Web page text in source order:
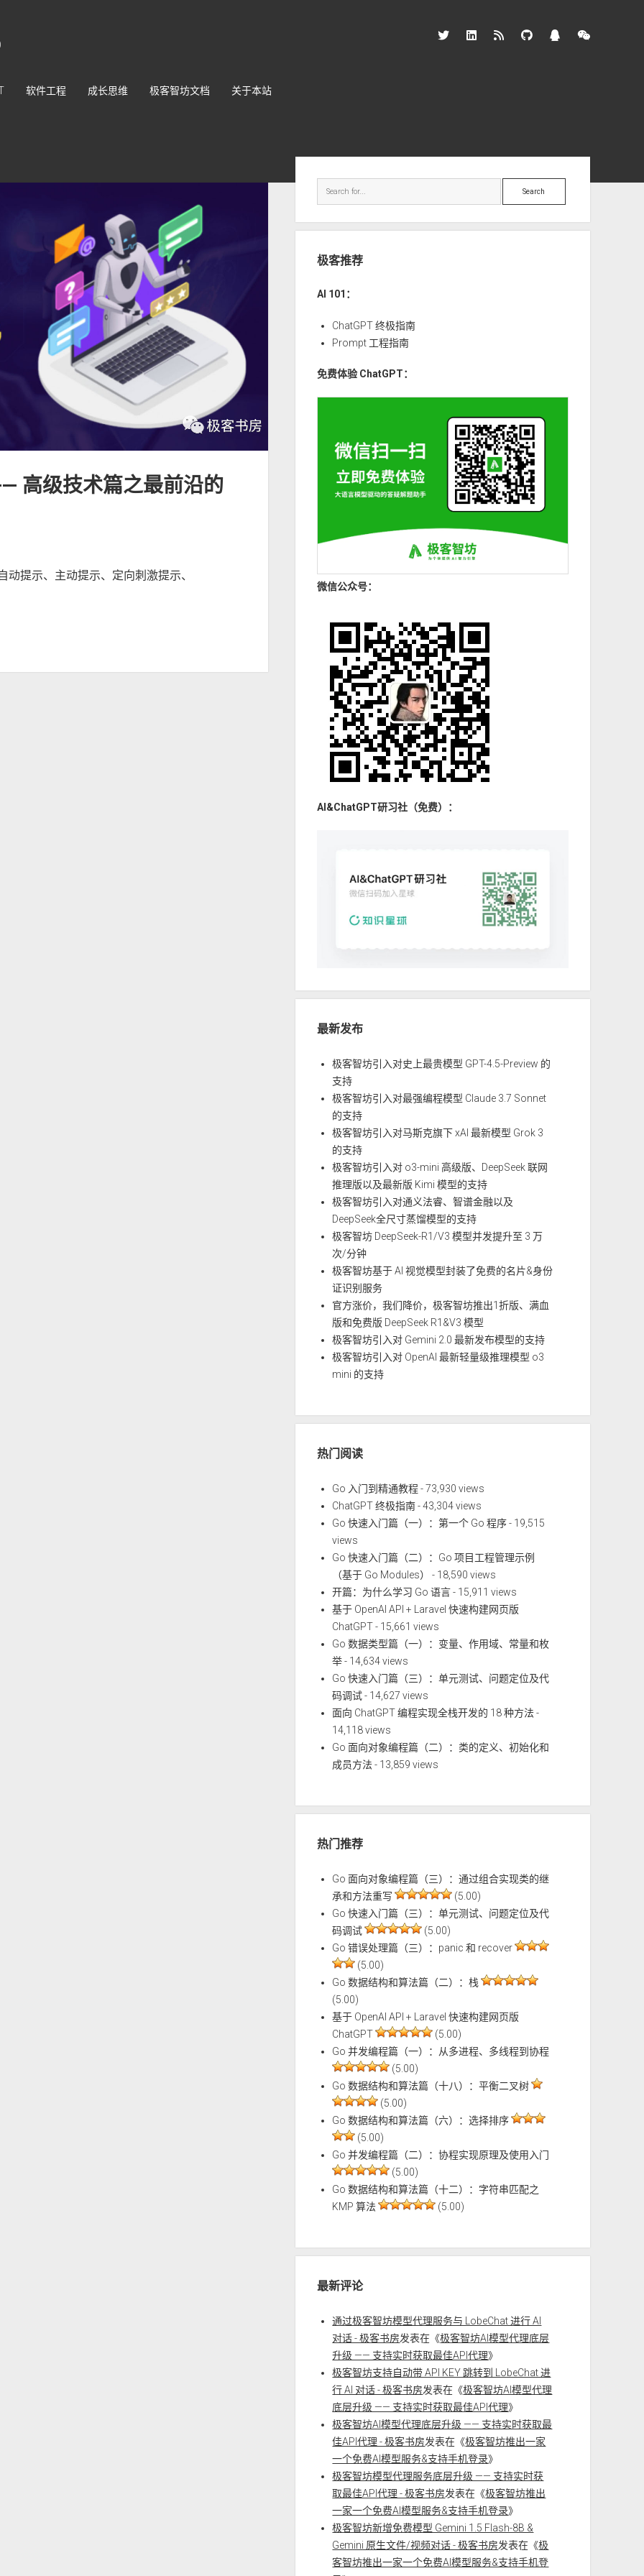
twitterlinkedin github
软件工程 成长思维 极客智坊文档 关于本站
高级技术篇之最前沿的
提示、主动提示、定向刺激提示、
Search
极客推荐
AI 101：
ChatGPT 终极指南
Prompt 工程指南
免费体验 ChatGPT：
微信公众号：
AI&ChatGPT研习社（免费）：
最新发布
极客智坊引入对史上最贵模型 GPT-4.5-Preview 的
支持
极客智坊引入对最强编程模型 Claude 3.7 Sonnet
的支持
极客智坊引入对马斯克旗下 xAI 最新模型 Grok 3
的支持
极客智坊引入对 o3-mini 高级版、DeepSeek 联网
推理版以及最新版 Kimi 模型的支持
极客智坊引入对通义法睿、智谱金融以及
DeepSeek全尺寸蒸馏模型的支持
极客智坊 DeepSeek-R1/V3 模型并发提升至 3 万
次/分钟
极客智坊基于 AI 视觉模型封装了免费的名片&身份
证识别服务
官方涨价，我们降价，极客智坊推出1折版、满血
版和免费版 DeepSeek R1&V3 模型
极客智坊引入对 Gemini 2.0 最新发布模型的支持
极客智坊引入对 OpenAI 最新轻量级推理模型 o3
mini 的支持
热门阅读
Go 入门到精通教程- 73,930 views
ChatGPT 终极指南- 43,304 views
Go 快速入门篇（一）：第一个 Go 程序- 19,515
views
Go 快速入门篇（二）：Go 项目工程管理示例
（基于 Go Modules）
- 18,590 views
开篇：为什么学习 Go 语言- 15,911 views
基于 OpenAI API + Laravel 快速构建网页版
ChatGPT- 15,661 views
Go 数据类型篇（一）：变量、作用域、常量和枚
举- 14,634 views
Go 快速入门篇（三）：单元测试、问题定位及代
码调试- 14,627 views
面向 ChatGPT 编程实现全栈开发的 18 种方法-
14,118 views
Go 面向对象编程篇（二）：类的定义、初始化和
成员方法- 13,859 views
热门推荐
Go 面向对象编程篇（三）：通过组合实现类的继
承和方法重写
(5.00)
Go 快速入门篇（三）：单元测试、问题定位及代
码调试
(5.00)
Go 错误处理篇（三）：panic 和 recover
(5.00)
Go 数据结构和算法篇（二）：栈
(5.00)
基于 OpenAI API + Laravel 快速构建网页版
ChatGPT
(5.00)
Go 并发编程篇（一）：从多进程、多线程到协程
(5.00)
Go 数据结构和算法篇（十八）：平衡二叉树
(5.00)
Go 数据结构和算法篇（六）：选择排序
(5.00)
Go 并发编程篇（二）：协程实现原理及使用入门
(5.00)
Go 数据结构和算法篇（十二）：字符串匹配之
KMP 算法
(5.00)
最新评论
通过极客智坊模型代理服务与 LobeChat 进行 AI
对话 - 极客书房发表在《极客智坊AI模型代理底层
升级 —— 支持实时获取最佳API代理》
极客智坊支持自动带 API KEY 跳转到 LobeChat 进
行 AI 对话 - 极客书房发表在《极客智坊AI模型代理
底层升级 —— 支持实时获取最佳API代理》
极客智坊AI模型代理底层升级 —— 支持实时获取最
佳API代理 - 极客书房发表在《极客智坊推出一家
一个免费AI模型服务&支持手机登录》
极客智坊模型代理服务底层升级 —— 支持实时获
取最佳API代理 - 极客书房发表在《极客智坊推出
一家一个免费AI模型服务&支持手机登录》
极客智坊新增免费模型 Gemini 1.5 Flash-8B &
Gemini 原生文件/视频对话 - 极客书房发表在《极
客智坊推出一家一个免费AI模型服务&支持手机登